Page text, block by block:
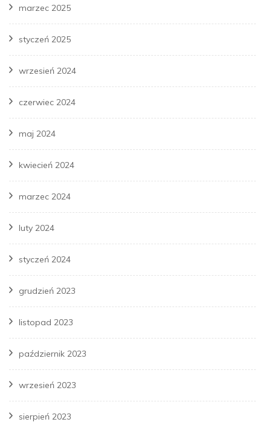
marzec 2025
styczeń 2025
wrzesień 2024
czerwiec 2024
maj 2024
kwiecień 2024
marzec 2024
luty 2024
styczeń 2024
grudzień 2023
listopad 2023
październik 2023
wrzesień 2023
sierpień 2023